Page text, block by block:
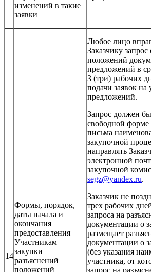
изменений в такие
заявки
14
Формы, порядок,
даты начала и
окончания
предоставления
Участникам
закупки
разъяснений
положений
Любое лицо
Заказчику
положений
предложений в
3 (три) рабочих
подачи заявок на
предложений.
Запрос должен
свободной форме
письма
закупочной
направлять
электронной
закупочной
segz@yandex.ru.
Заказчик не
трех рабочих
запроса на
документации о
размещает
документации о
(без указания
участника, от